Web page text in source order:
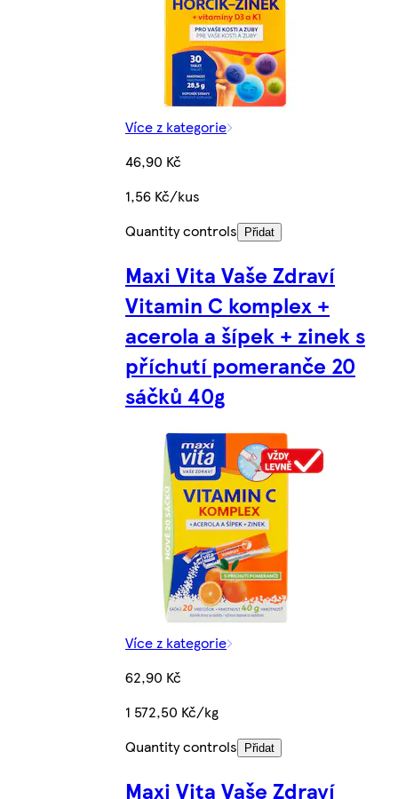
Více z kategorie
46,90 Kč
1,56 Kč/kus
Quantity controls
Přidat
Maxi Vita Vaše Zdraví
Vitamin C komplex +
acerola a šípek + zinek s
příchutí pomeranče 20
sáčků 40g
Více z kategorie
62,90 Kč
1 572,50 Kč/kg
Quantity controls
Přidat
Maxi Vita Vaše Zdraví